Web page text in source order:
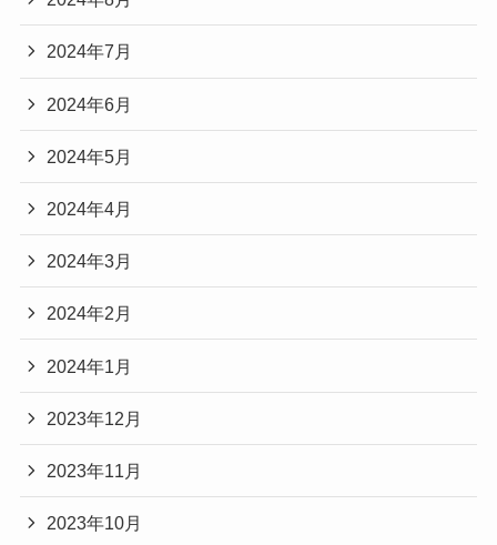
2024年7月
2024年6月
2024年5月
2024年4月
2024年3月
2024年2月
2024年1月
2023年12月
2023年11月
2023年10月